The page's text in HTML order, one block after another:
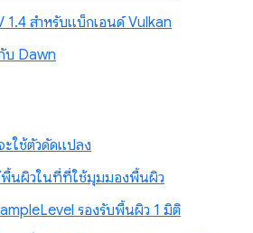
1.4 สำหรับแบ็กเอนด์ Vulkan
บ Dawn
ใช้ตัวดัดแปลง
พื้นผิวในที่ที่ใช้มุมมองพื้นผิว
รองรับพื้นผิว 1 มิติ